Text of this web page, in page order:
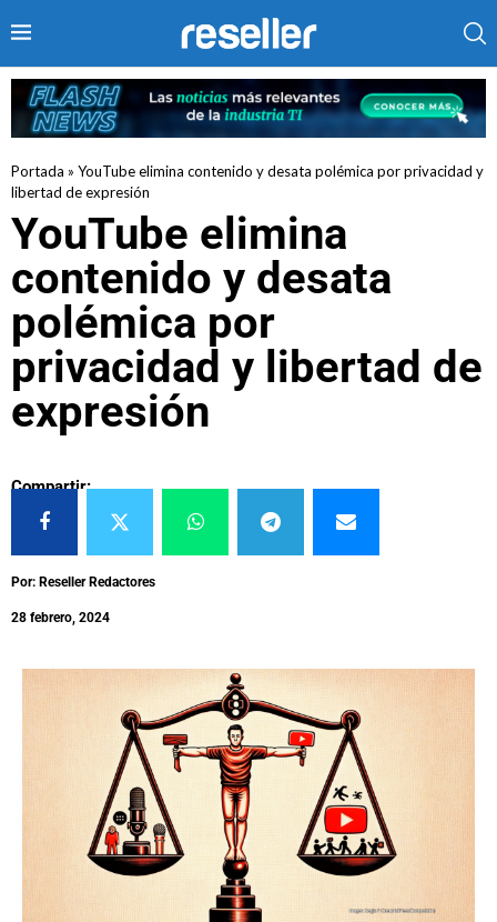
Portada » YouTube elimina contenido y desata polémica por privacidad y
libertad de expresión
YouTube elimina
contenido y desata
polémica por
privacidad y libertad de
expresión
Compartir:
Por: Reseller Redactores
28 febrero, 2024